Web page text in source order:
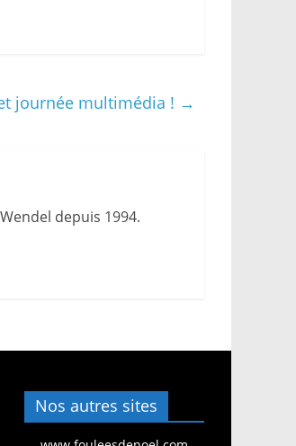
journée multimédia ! →
depuis 1994.
Nos autres sites